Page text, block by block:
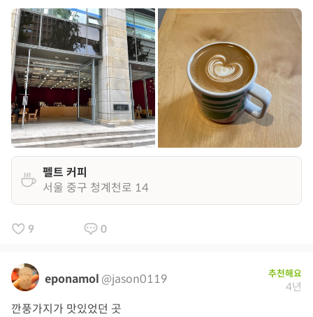
펠트 커피
서울 중구 청계천로 14
9 0
eponamol @jason0119 추천해요
4년
깐풍가지가 맛있었던 곳